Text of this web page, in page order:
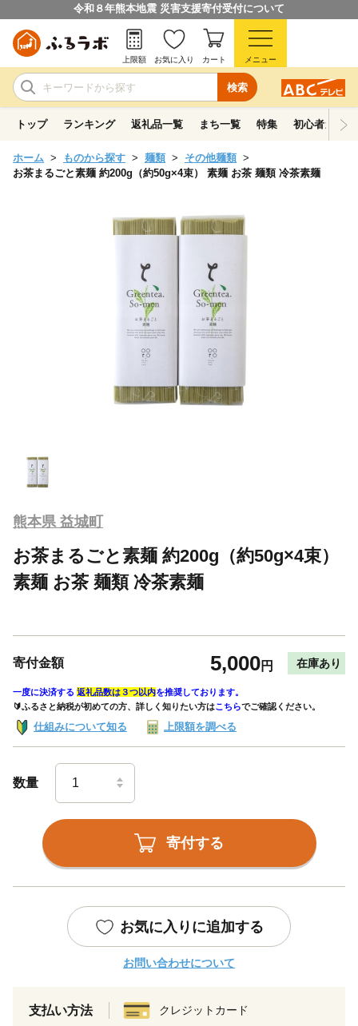
令和８年熊本地震 災害支援寄付受付について
検索
上限額 お気に入り カート メニュー
トップ ランキング 返礼品一覧 まち一覧 特集 初心者ガイド
ホーム ものから探す 麺類
その他麺類
お茶まるごと素麺 約200g（約50g×4束） 素麺 お茶 麺類 冷茶素麺
熊本県 益城町
お茶まるごと素麺 約200g（約50g×4束）
素麺 お茶 麺類 冷茶素麺
寄付金額 5,000円 在庫あり
一度に決済する 返礼品数は３つ以内を推奨しております。
🔰ふるさと納税が初めての方、詳しく知りたい方はこちらでご確認ください。
仕組みについて知る 上限額を調べる
数量
寄付する
お気に入りに追加する
お問い合わせについて
支払い方法 クレジットカード